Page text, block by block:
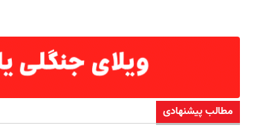
مطالب پیشنهادی